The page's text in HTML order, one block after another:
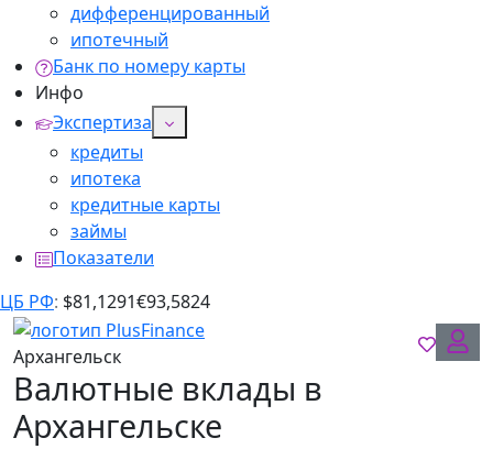
дифференцированный
ипотечный
Банк по номеру карты
Инфо
Экспертиза
кредиты
ипотека
кредитные карты
займы
Показатели
ЦБ РФ: $81,1291€93,5824
Архангельск
Валютные вклады в
Архангельске